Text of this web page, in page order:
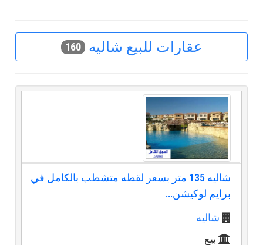
عقارات للبيع شاليه 160
شاليه 135 متر بسعر لقطه متشطب بالكامل في
برايم لوكيشن...
شاليه
بيع